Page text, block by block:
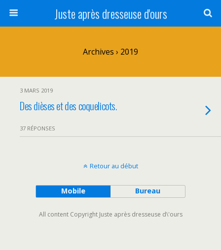
Juste après dresseuse d'ours
Archives › 2019
3 MARS 2019
Des dièses et des coquelicots.
37 RÉPONSES
Retour au début
Mobile Bureau
All content Copyright Juste après dresseuse d\'ours